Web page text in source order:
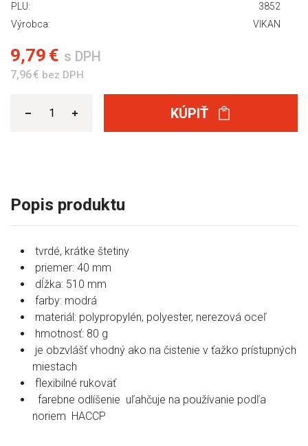
PLU:
3852
Výrobca:
VIKAN
9,79 € s DPH
7,96 € bez DPH
KÚPIŤ
Popis produktu
tvrdé, krátke štetiny
priemer: 40 mm
dĺžka: 510 mm
farby: modrá
materiál: polypropylén, polyester, nerezová oceľ
hmotnosť: 80 g
je obzvlášť vhodný ako na čistenie v ťažko prístupných
miestach
flexibilné rukoväť
farebne odlíšenie uľahčuje na používanie podľa
noriem HACCP